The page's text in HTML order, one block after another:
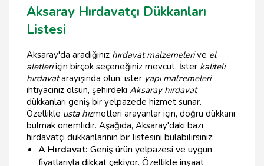
Aksaray Hırdavatçı Dükkanları
Listesi
Aksaray'da aradığınız hırdavat malzemelerive el
aletleriiçin birçok seçeneğiniz mevcut. İster kaliteli
hırdavatarayışında olun, ister yapı malzemeleri
ihtiyacınız olsun, şehirdeki Aksaray hırdavat
dükkanları geniş bir yelpazede hizmet sunar.
Özellikle usta hızmetleri arayanlar için, doğru dükkanı
bulmak önemlidir. Aşağıda, Aksaray'daki bazı
hırdavatçı dükkanlarının bir listesini bulabilirsiniz:
A Hırdavat: Geniş ürün yelpazesi ve uygun
fiyatlarıyla dikkat çekiyor. Özellikle inşaat